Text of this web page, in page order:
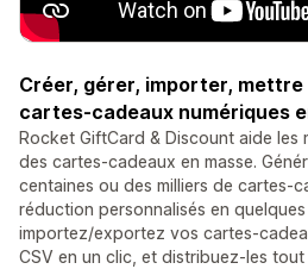
Créer, gérer, importer,
cartes-cadeaux numériques
Rocket GiftCard & Discount aide
des cartes-cadeaux en masse.
centaines ou des milliers de cartes-
réduction personnalisés en
importez/exportez vos cartes-
CSV en un clic, et distribuez-les